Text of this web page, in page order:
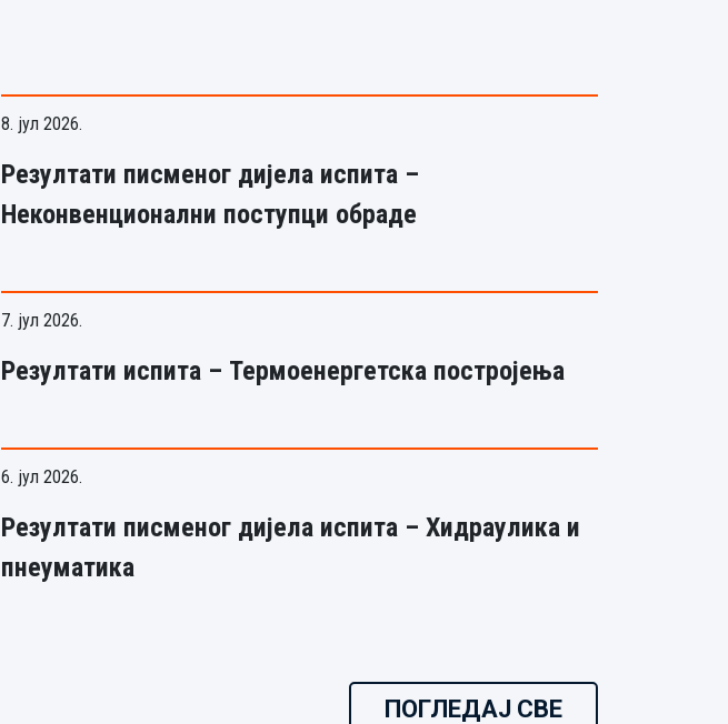
8. јул 2026.
Резултати писменог дијела испита –
Неконвенционални поступци обраде
7. јул 2026.
Резултати испита – Термоенергетска постројења
6. јул 2026.
Резултати писменог дијела испита – Хидраулика и
пнеуматика
ПОГЛЕДАЈ СВЕ